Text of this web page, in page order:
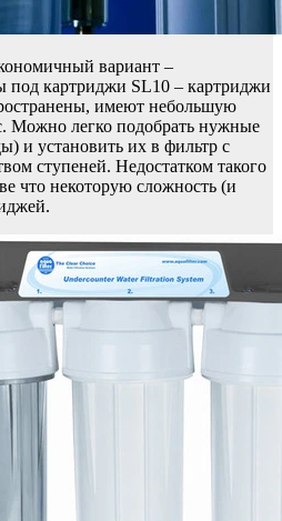
вариант –
под картриджи SL10 – картриджи
имеют небольшую
Можно легко подобрать нужные
и установить их в фильтр с
ступеней. Недостатком такого
что некоторую сложность (и